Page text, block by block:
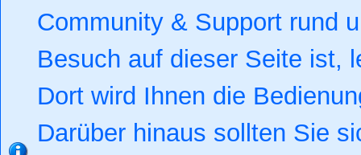
Community & Support rund
Besuch auf dieser Seite ist,
Dort wird Ihnen die
Darüber hinaus sollten Sie